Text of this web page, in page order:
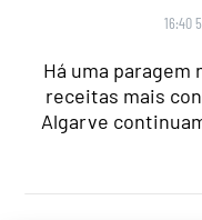
16:40
Há uma paragem
receitas mais
Algarve